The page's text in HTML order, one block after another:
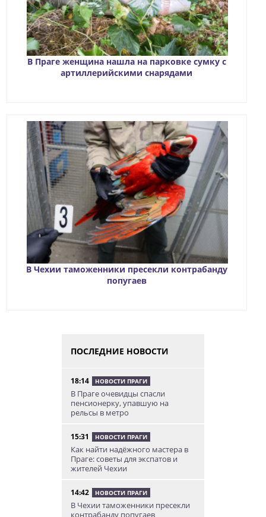
В Праге женщина нашла на парковке сумку с
артиллерийскими снарядами
В Чехии таможенники пресекли контрабанду
попугаев
ПОСЛЕДНИЕ НОВОСТИ
18:14 НОВОСТИ ПРАГИ
В Праге очевидцы спасли
пенсионерку, упавшую на
рельсы в метро
15:31 НОВОСТИ ПРАГИ
Как найти надёжного мастера в
Праге: советы для экспатов и
жителей Чехии
14:42 НОВОСТИ ПРАГИ
В Чехии таможенники пресекли
контрабанду попугаев